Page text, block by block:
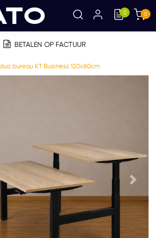
0 0
BETALEN OP FACTUUR
bureau KT Business 120x80cm